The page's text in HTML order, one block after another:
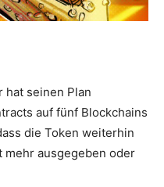
hat seinen Plan
auf fünf Blockchains
die Token weiterhin
ausgegeben oder